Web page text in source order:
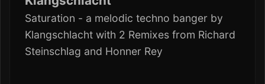
Saturation - a melodic techno banger by
Klangschlacht with 2 Remixes from Richard
Steinschlag and Honner Rey